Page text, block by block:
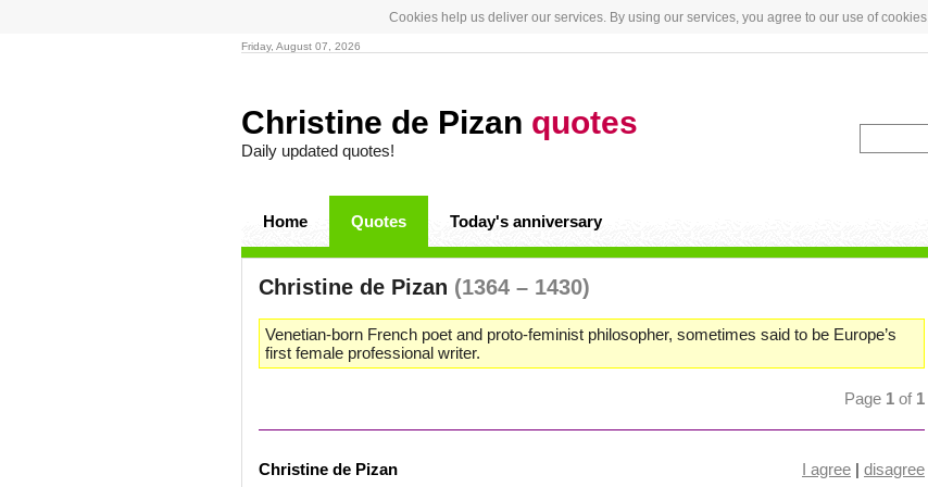
Cookies help us deliver our services. By using our services, you agree to our use of cookies.
Friday, August 07, 2026
Christine de Pizan quotes
Daily updated quotes!
Home Quotes Today's anniversary
Christine de Pizan (1364 – 1430)
Venetian-born French poet and proto-feminist philosopher, sometimes said to be Europe’s
first female professional writer.
Page 1 of 1
Christine de Pizan I agree | disagree